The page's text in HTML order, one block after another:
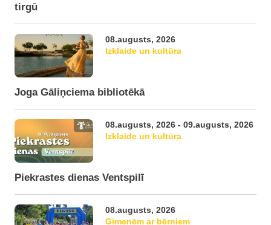
tirgū
08.augusts, 2026
Izklaide un kultūra
Joga Gāliņciema bibliotēkā
08.augusts, 2026 - 09.augusts, 2026
Izklaide un kultūra
Piekrastes dienas Ventspilī
08.augusts, 2026
Ģimenēm ar bērniem